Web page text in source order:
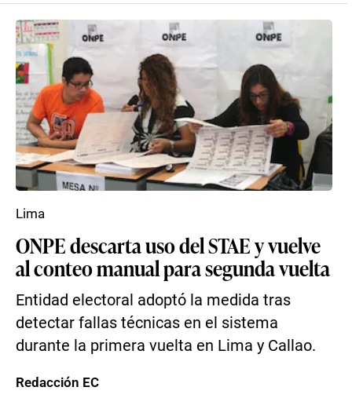
ONPE descarta uso del STAE y vuelve
al conteo manual para segunda vuelta
Entidad electoral adoptó la medida tras
detectar fallas técnicas en el sistema
durante la primera vuelta en Lima y Callao.
Lima
Redacción EC